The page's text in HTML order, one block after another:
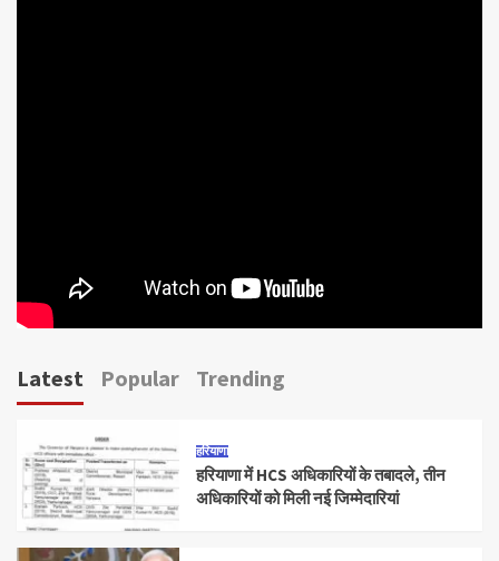
Latest Popular Trending
हरियाणा
हरियाणा में HCS अधिकारियों के तबादले, तीन
अधिकारियों को मिली नई जिम्मेदारियां